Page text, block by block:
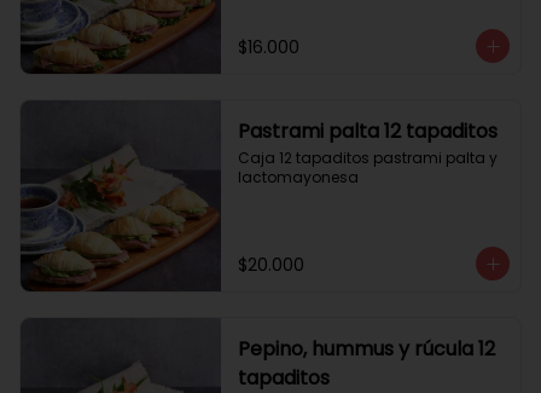
$16.000
Pastrami palta 12 tapaditos
Caja 12 tapaditos pastrami palta y
lactomayonesa
$20.000
Pepino, hummus y rúcula 12
tapaditos